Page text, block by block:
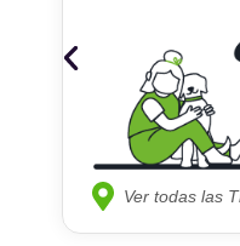
Ver todas las